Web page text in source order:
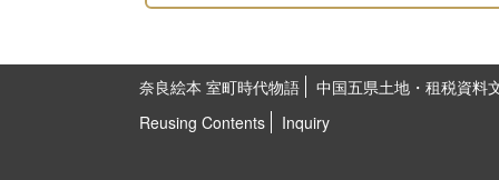
奈良絵本 室町時代物語
中国五県土地・租税資料
Reusing Contents
Inquiry